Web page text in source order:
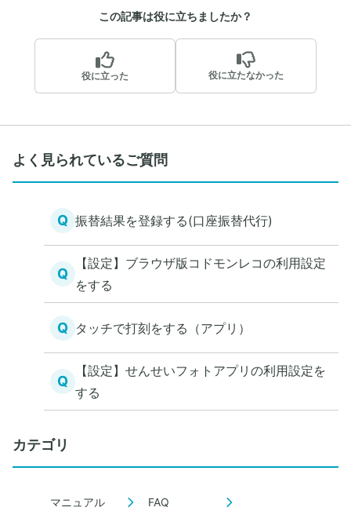
この記事は役に立ちましたか？
役に立った 役に立たなかった
よく見られているご質問
Q 振替結果を登録する(口座振替代行)
Q
【設定】ブラウザ版コドモンレコの利用設定
をする
Q タッチで打刻をする（アプリ）
Q
【設定】せんせいフォトアプリの利用設定を
する
カテゴリ
マニュアル FAQ